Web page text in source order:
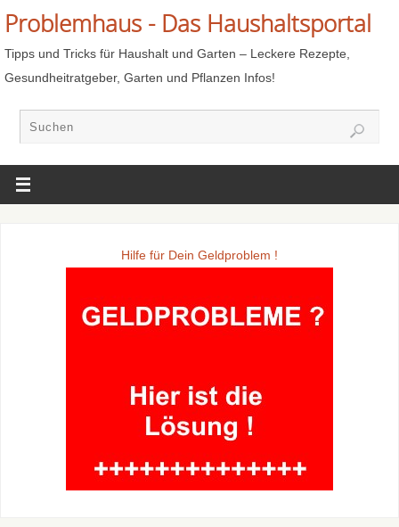
Problemhaus - Das Haushaltsportal
Tipps und Tricks für Haushalt und Garten – Leckere Rezepte,
Gesundheitratgeber, Garten und Pflanzen Infos!
Hilfe für Dein Geldproblem !